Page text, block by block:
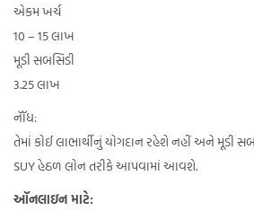
એકમ ખર્ચ
10 – 15 લાખ
મૂડી સબસિડી
3.25 લાખ
નૉૅધ:
તેમાં કોઈ લાભાર્થીનું યોગદાન રહેશે નહીં અને મૂડી
SUY હેઠળ લોન તરીકે આપવામાં આવશે.
ઑનલાઇન માટે: